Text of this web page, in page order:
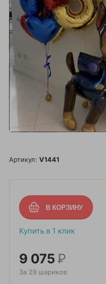
Артикул: V1441
Купить в 1 клик
9 075Р
За 29 шариков